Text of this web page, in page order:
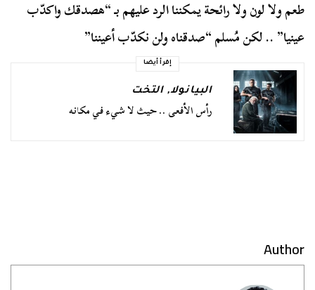
طعم ولا لون ولا رائحة يمكننا الرد عليهم بـ “هصدقك واكدّب
عينيا” .. لكن مُسلم “صدقناه ولن نكدّب أعيننا”
إقرأ أيضا
البيانولا,التخت
رأس الأفعى .. حيث لا شيء في مكانه
Author